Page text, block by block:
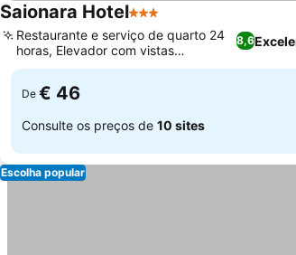
Saionara Hotel3 Estrelas
8,6
Restaurante e serviço de quarto 24
horas, Elevador com vistas
panorâmicas
De € 46
Consulte os preços de 10 sites
Escolha popular